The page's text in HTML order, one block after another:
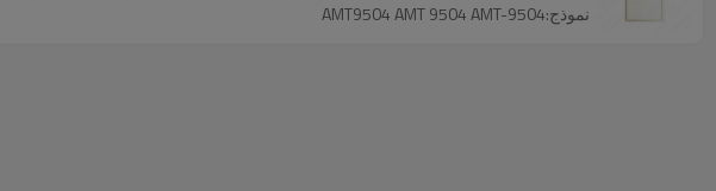
نموذج:AMT9504 AMT 9504 AMT-9504